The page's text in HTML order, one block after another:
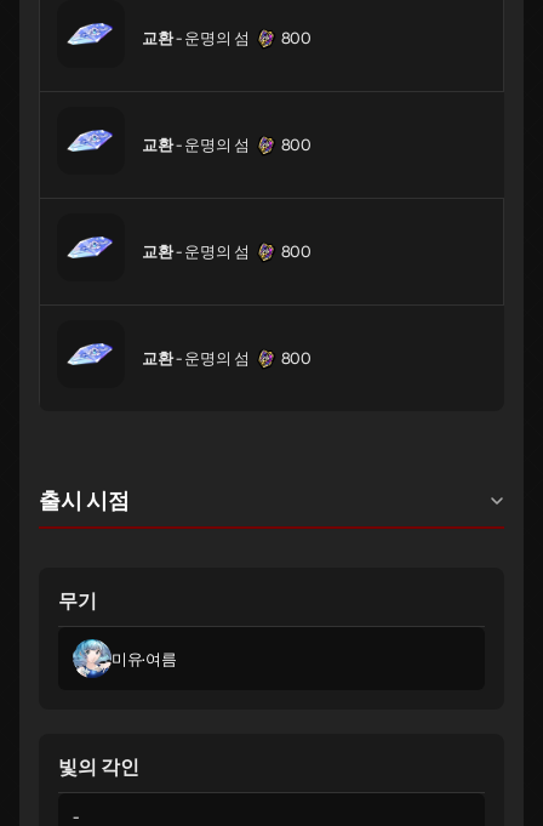
교환- 운명의 섬 800
교환- 운명의 섬 800
교환- 운명의 섬 800
교환- 운명의 섬 800
출시 시점
무기
미유·여름
빛의 각인
-